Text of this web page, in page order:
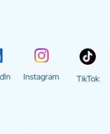
Instagram TikTok